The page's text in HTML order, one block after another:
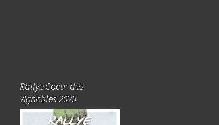
Rallye Coeur des
Vignobles 2025